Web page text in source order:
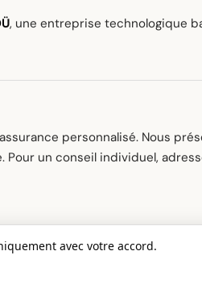
, une entreprise technologique
personnalisé. Nous
Pour un conseil individuel,
avec votre accord.